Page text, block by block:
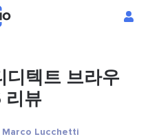
텍트 브라우
리뷰
Marco Lucchetti